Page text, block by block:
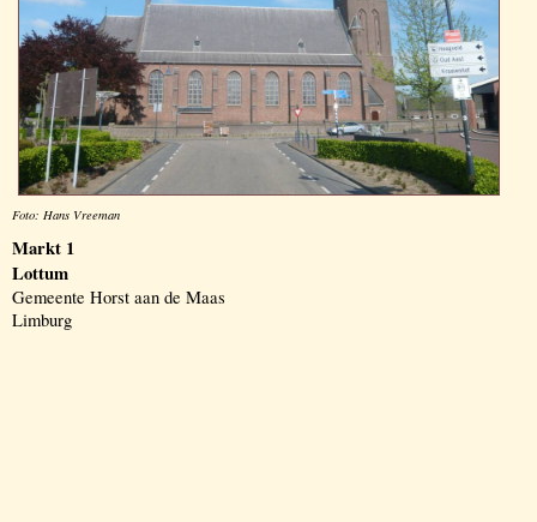
Foto: Hans Vreeman
Markt 1
Lottum
Gemeente Horst aan de Maas
Limburg